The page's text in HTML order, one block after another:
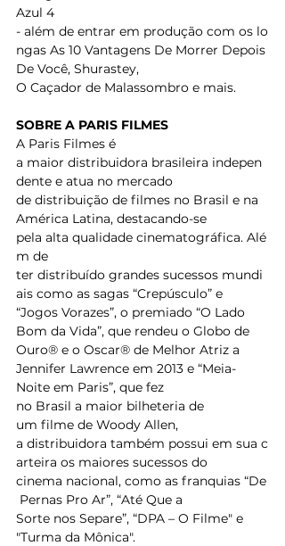
Azul 4
- além de entrar em produção com os lo
ngas As 10 Vantagens De Morrer Depois
De Você, Shurastey,
O Caçador de Malassombro e mais.
SOBRE A PARIS FILMES
A Paris Filmes é
a maior distribuidora brasileira indepen
dente e atua no mercado
de distribuição de filmes no Brasil e na
América Latina, destacando-se
pela alta qualidade cinematográfica. Alé
m de
ter distribuído grandes sucessos mundi
ais como as sagas “Crepúsculo” e
“Jogos Vorazes”, o premiado “O Lado
Bom da Vida”, que rendeu o Globo de
Ouro®️ e o Oscar®️ de Melhor Atriz a
Jennifer Lawrence em 2013 e “Meia-
Noite em Paris”, que fez
no Brasil a maior bilheteria de
um filme de Woody Allen,
a distribuidora também possui em sua c
arteira os maiores sucessos do
cinema nacional, como as franquias “De
Pernas Pro Ar”, “Até Que a
Sorte nos Separe”, “DPA – O Filme" e
"Turma da Mônica".